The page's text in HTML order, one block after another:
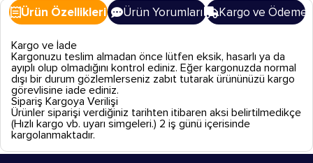
Ürün Özellikleri Ürün Yorumları Kargo ve Ödeme
Kargo ve İade
Kargonuzu teslim almadan önce lütfen eksik, hasarlı ya da
ayıplı olup olmadığını kontrol ediniz. Eğer kargonuzda normal
dışı bir durum gözlemlerseniz zabıt tutarak ürününüzü kargo
görevlisine iade ediniz.
Sipariş Kargoya Verilişi
Ürünler siparişi verdiğiniz tarihten itibaren aksi belirtilmedikçe
(Hızlı kargo vb. uyarı simgeleri.) 2 iş günü içerisinde
kargolanmaktadır.